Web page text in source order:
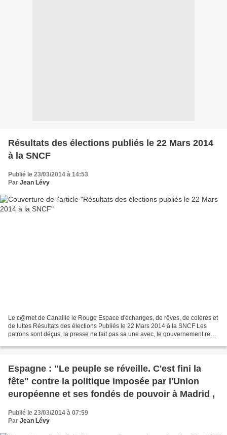
Résultats des élections publiés le 22 Mars 2014
à la SNCF
Publié le 23/03/2014 à 14:53
Par Jean Lévy
Le c@rnet de Canaille le Rouge Espace d'échanges, de rêves, de colères et
de luttes Résultats des élections Publiés le 22 Mars 2014 à la SNCF Les
patrons sont déçus, la presse ne fait pas sa une avec, le gouvernement reste
Espagne : "Le peuple se réveille. C'est fini la
fête" contre la politique imposée par l'Union
européenne et ses fondés de pouvoir à Madrid ,
Publié le 23/03/2014 à 07:59
Par Jean Lévy